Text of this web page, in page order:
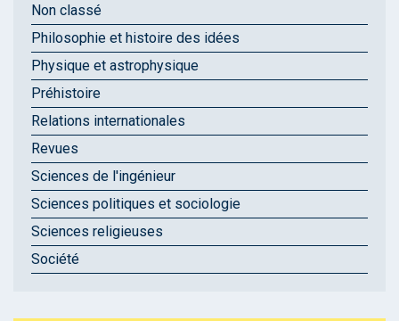
Non classé
Philosophie et histoire des idées
Physique et astrophysique
Préhistoire
Relations internationales
Revues
Sciences de l'ingénieur
Sciences politiques et sociologie
Sciences religieuses
Société